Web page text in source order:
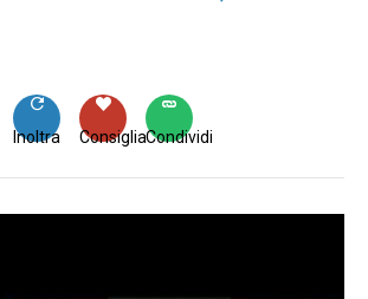
Condividi
Consiglia
Inoltra